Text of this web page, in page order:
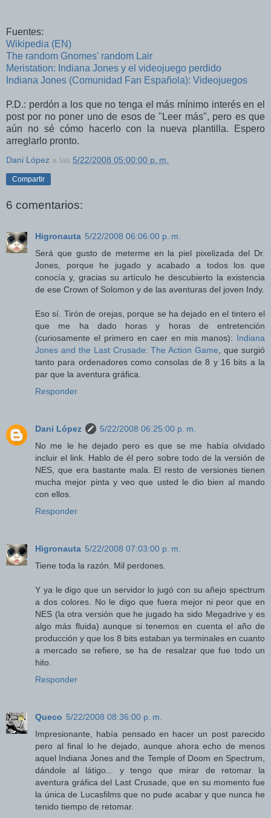
Fuentes:
Wikipedia (EN)
The random Gnomes' random Lair
Meristation: Indiana Jones y el videojuego perdido
Indiana Jones (Comunidad Fan Española): Videojuegos
P.D.: perdón a los que no tenga el más mínimo interés en el
post por no poner uno de esos de "Leer más", pero es que
aún no sé cómo hacerlo con la nueva plantilla. Espero
arreglarlo pronto.
Dani López a las 5/22/2008 05:00:00 p. m.
Compartir
6 comentarios:
Higronauta 5/22/2008 06:06:00 p. m.
Será que gusto de meterme en la piel pixelizada del Dr.
Jones, porque he jugado y acabado a todos los que
conocía y, gracias su artículo he descubierto la existencia
de ese Crown of Solomon y de las aventuras del joven Indy.
Eso sí. Tirón de orejas, porque se ha dejado en el tintero el
que me ha dado horas y horas de entretención
(curiosamente el primero en caer en mis manos): Indiana
Jones and the Last Crusade: The Action Game, que surgió
tanto para ordenadores como consolas de 8 y 16 bits a la
par que la aventura gráfica.
Responder
Dani López
5/22/2008 06:25:00 p. m.
No me le he dejado pero es que se me había olvidado
incluir el link. Hablo de él pero sobre todo de la versión de
NES, que era bastante mala. El resto de versiones tienen
mucha mejor pinta y veo que usted le dio bien al mando
con ellos.
Responder
Higronauta 5/22/2008 07:03:00 p. m.
Tiene toda la razón. Mil perdones.
Y ya le digo que un servidor lo jugó con su añejo spectrum
a dos colores. No le digo que fuera mejor ni peor que en
NES (la otra versión que he jugado ha sido Megadrive y es
algo más fluida) aunque si tenemos en cuenta el año de
producción y que los 8 bits estaban ya terminales en cuanto
a mercado se refiere, se ha de resalzar que fue todo un
hito.
Responder
Queco 5/22/2008 08:36:00 p. m.
Impresionante, había pensado en hacer un post parecido
pero al final lo he dejado, aunque ahora echo de menos
aquel Indiana Jones and the Temple of Doom en Spectrum,
dándole al látigo... y tengo que mirar de retomar la
aventura gráfica del Last Crusade, que en su momento fue
la única de Lucasfilms que no pude acabar y que nunca he
tenido tiempo de retomar.